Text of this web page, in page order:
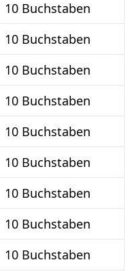
10 Buchstaben
10 Buchstaben
10 Buchstaben
10 Buchstaben
10 Buchstaben
10 Buchstaben
10 Buchstaben
10 Buchstaben
10 Buchstaben